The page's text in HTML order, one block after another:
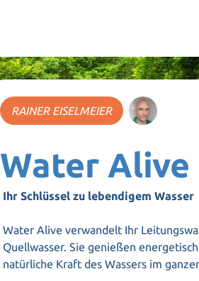
RAINER EISELMEIER
Water Alive
Ihr Schlüssel zu lebendigem Wasser
Water Alive verwandelt Ihr
Quellwasser. Sie genießen
natürliche Kraft des Wassers im